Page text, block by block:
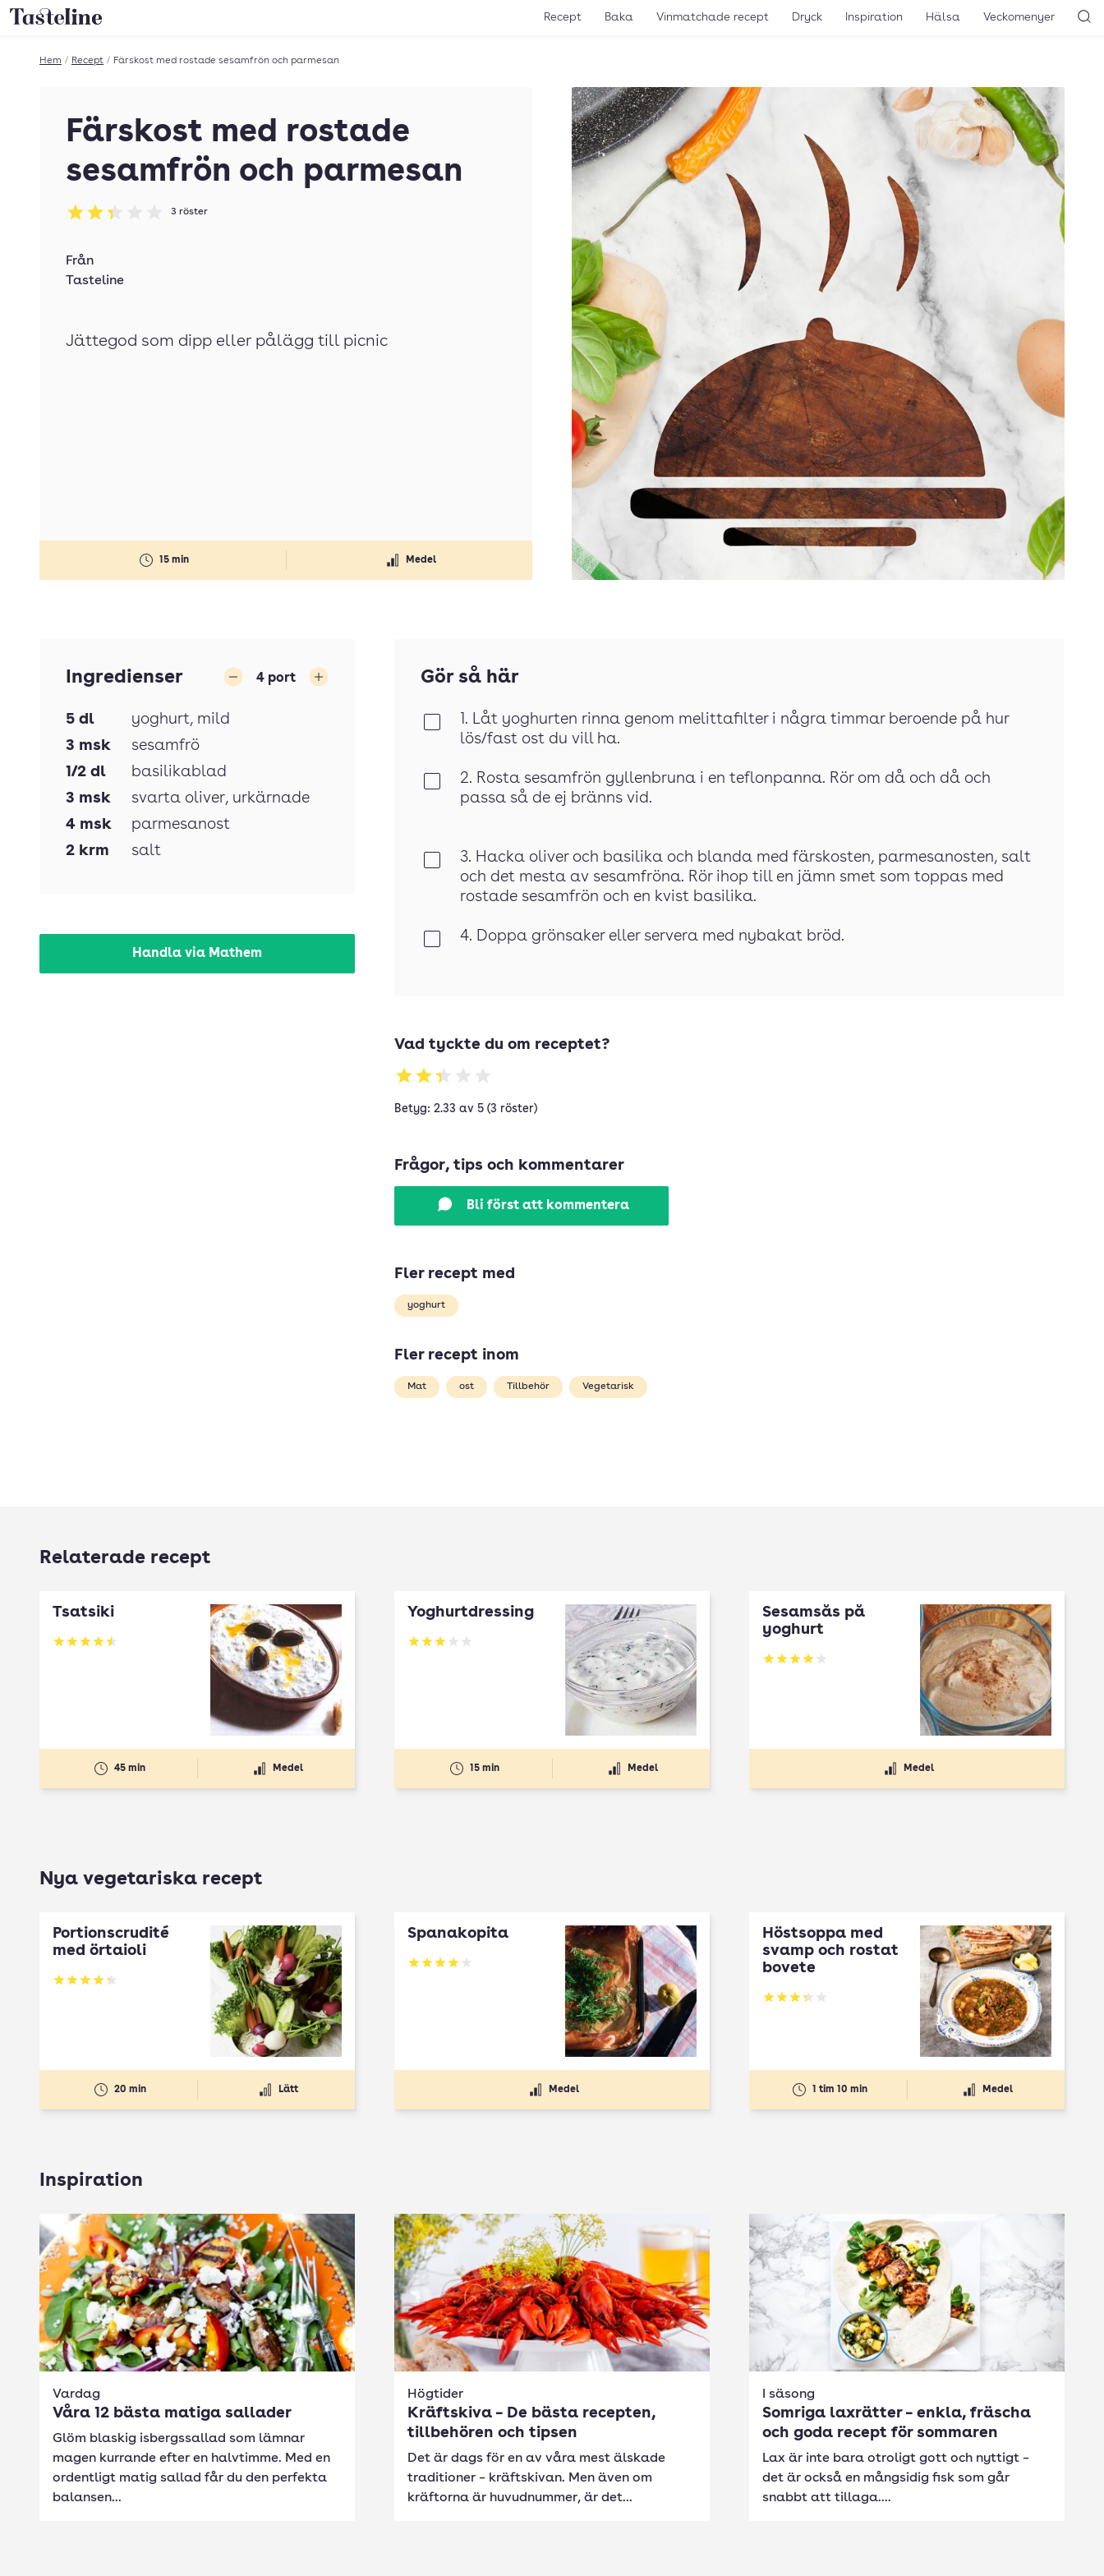
Till Tastelines startsida Recept Baka Vinmatchade recept Dryck Inspiration Hälsa Veckomenyer
Hem / Recept / Färskost med rostade sesamfrön och parmesan
Färskost med rostade
sesamfrön och parmesan
Betyg: 2.33 av 5
3 röster
15 min Medel
Från
Tasteline
Jättegod som dipp eller pålägg till picnic
Ingredienser 4 port
5 dl yoghurt, mild
3 msk
sesamfrö
1/2 dl
basilikablad
3 msk svarta oliver, urkärnade
4 msk
parmesanost
2 krm salt
Handla via Mathem
Gör så här
1. Låt yoghurten rinna genom melittafilter i några timmar beroende på hur
lös/fast ost du vill ha.
2. Rosta sesamfrön gyllenbruna i en teflonpanna. Rör om då och då och
passa så de ej bränns vid.
3. Hacka oliver och basilika och blanda med färskosten, parmesanosten, salt
och det mesta av sesamfröna. Rör ihop till en jämn smet som toppas med
rostade sesamfrön och en kvist basilika.
4. Doppa grönsaker eller servera med nybakat bröd.
Vad tyckte du om receptet?
Betyg: 2.33 av 5 (3 röster)
Frågor, tips och kommentarer
Bli först att kommentera
Fler recept med
yoghurt
Fler recept inom
Mat ost Tillbehör Vegetarisk
Relaterade recept
Tsatsiki
Betyg: 4.5 av 5
45 min Medel
Yoghurtdressing
Betyg: 3 av 5
15 min Medel
Sesamsås på
yoghurt
Betyg: 4.13 av 5
Medel
Nya vegetariska recept
Portionscrudité
med örtaioli
Betyg: 4.27 av 5
20 min Lätt
Spanakopita
Betyg: 4.1 av 5
Medel
Höstsoppa med
svamp och rostat
bovete
Betyg: 3.33 av 5
1 tim 10 min Medel
Inspiration
Vardag
Våra 12 bästa matiga sallader
Glöm blaskig isbergssallad som lämnar
magen kurrande efter en halvtimme. Med en
ordentligt matig sallad får du den perfekta
balansen...
Högtider
Kräftskiva – De bästa recepten,
tillbehören och tipsen
Det är dags för en av våra mest älskade
traditioner – kräftskivan. Men även om
kräftorna är huvudnummer, är det...
I säsong
Somriga laxrätter – enkla, fräscha
och goda recept för sommaren
Lax är inte bara otroligt gott och nyttigt –
det är också en mångsidig fisk som går
snabbt att tillaga....